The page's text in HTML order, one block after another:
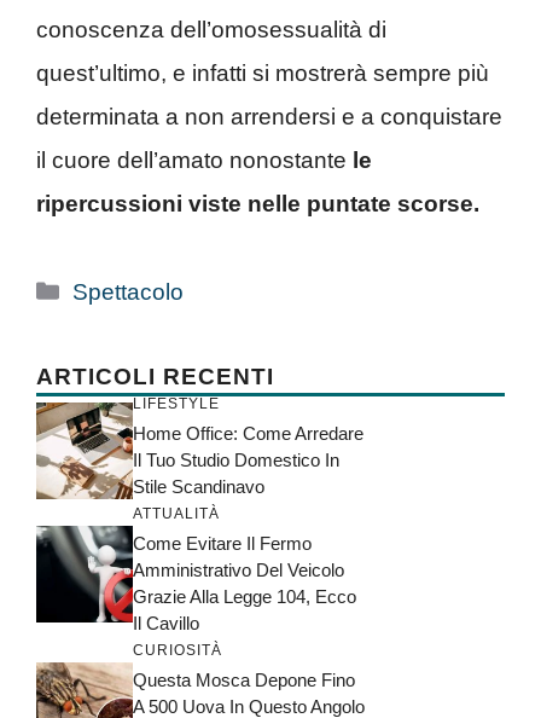
conoscenza dell’omosessualità di
quest’ultimo, e infatti si mostrerà sempre più
determinata a non arrendersi e a conquistare
il cuore dell’amato nonostante le
ripercussioni viste nelle puntate scorse.
Categorie
Spettacolo
ARTICOLI RECENTI
LIFESTYLE
Home Office: Come Arredare
Il Tuo Studio Domestico In
Stile Scandinavo
ATTUALITÀ
Come Evitare Il Fermo
Amministrativo Del Veicolo
Grazie Alla Legge 104, Ecco
Il Cavillo
CURIOSITÀ
Questa Mosca Depone Fino
A 500 Uova In Questo Angolo